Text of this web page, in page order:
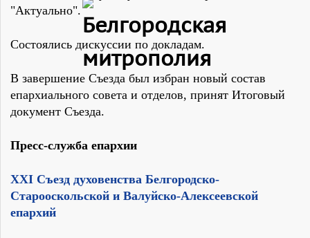
"Актуально".
Состоялись дискуссии по докладам.
В завершение Съезда был избран новый состав
епархиального совета и отделов, принят Итоговый
документ Съезда.
Пресс-служба епархии
XXI Cъезд духовенства Белгородско-
Старооскольской и Валуйско-Алексеевской
епархий